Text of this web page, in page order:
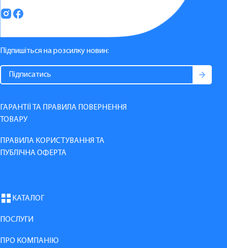
Підпишіться на розсилку новин:
ГАРАНТІЇ ТА ПРАВИЛА ПОВЕРНЕННЯ
ТОВАРУ
ПРАВИЛА КОРИСТУВАННЯ ТА
ПУБЛІЧНА ОФЕРТА
КАТАЛОГ
ПОСЛУГИ
ПРО КОМПАНІЮ